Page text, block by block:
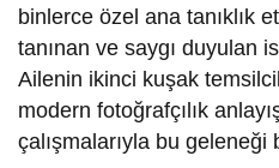
binlerce özel ana tanıklık
tanınan ve saygı duyulan
Ailenin ikinci kuşak
modern fotoğrafçılık
çalışmalarıyla bu geleneği